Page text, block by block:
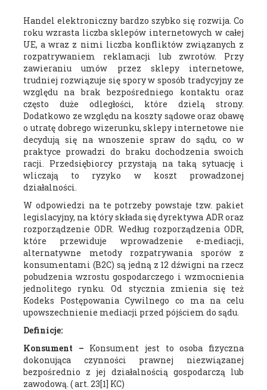
Handel elektroniczny bardzo szybko się rozwija. Co
roku wzrasta liczba sklepów internetowych w całej
UE, a wraz z nimi liczba konfliktów związanych z
rozpatrywaniem reklamacji lub zwrotów. Przy
zawieraniu umów przez sklepy internetowe,
trudniej rozwiązuje się spory w sposób tradycyjny ze
względu na brak bezpośredniego kontaktu oraz
często duże odległości, które dzielą strony.
Dodatkowo ze względu na koszty sądowe oraz obawę
o utratę dobrego wizerunku, sklepy internetowe nie
decydują się na wnoszenie spraw do sądu, co w
praktyce prowadzi do braku dochodzenia swoich
racji. Przedsiębiorcy przystają na taką sytuację i
wliczają to ryzyko w koszt prowadzonej
działalności.
W odpowiedzi na te potrzeby powstaje tzw. pakiet
legislacyjny, na który składa się dyrektywa ADR oraz
rozporządzenie ODR. Według rozporządzenia ODR,
które przewiduje wprowadzenie e-mediacji,
alternatywne metody rozpatrywania sporów z
konsumentami (B2C) są jedną z 12 dźwigni na rzecz
pobudzenia wzrostu gospodarczego i wzmocnienia
jednolitego rynku. Od stycznia zmienia się też
Kodeks Postępowania Cywilnego co ma na celu
upowszechnienie mediacji przed pójściem do sądu.
Definicje:
Konsument – Konsument jest to osoba fizyczna
dokonująca czynności prawnej niezwiązanej
bezpośrednio z jej działalnością gospodarczą lub
zawodową. ( art. 23[1] KC)